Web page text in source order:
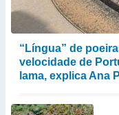
“Língua” de
velocidade de
lama, explica Ana